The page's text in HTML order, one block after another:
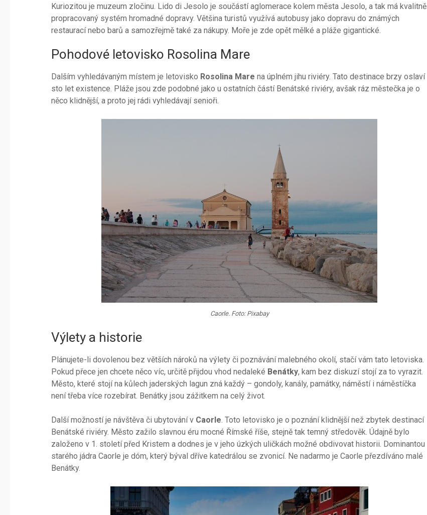
Kuriozitou je muzeum zločinu. Lido di Jesolo je součástí aglomerace kolem města Jesolo, a tak má kvalitně
propracovaný systém hromadné dopravy. Většina turistů využívá autobusy jako dopravu do známých
restaurací nebo barů a samozřejmě také za nákupy. Moře je zde opět mělké a pláže gigantické.
Pohodové letovisko Rosolina Mare
Dalším vyhledávaným místem je letovisko Rosolina Mare na úplném jihu riviéry. Tato destinace brzy oslaví
sto let existence. Pláže jsou zde podobné jako u ostatních částí Benátské riviéry, avšak ráz městečka je o
něco klidnější, a proto jej rádi vyhledávají senioři.
Caorle. Foto: Pixabay
Výlety a historie
Plánujete-li dovolenou bez větších nároků na výlety či poznávání malebného okolí, stačí vám tato letoviska.
Pokud přece jen chcete něco víc, určitě přijdou vhod nedaleké Benátky, kam bez diskuzí stojí za to vyrazit.
Město, které stojí na kůlech jaderských lagun zná každý – gondoly, kanály, památky, náměstí i náměstíčka
není třeba více rozebírat. Benátky jsou zážitkem na celý život.
Další možností je návštěva či ubytování v Caorle. Toto letovisko je o poznání klidnější než zbytek destinací
Benátské riviéry. Město zažilo slavnou éru mocné Římské říše, stejně tak temný středověk. Údajně bylo
založeno v 1. století před Kristem a dodnes je v jeho úzkých uličkách možné obdivovat historii. Dominantou
starého jádra Caorle je dóm, který býval dříve katedrálou se zvonicí. Ne nadarmo je Caorle přezdíváno malé
Benátky.